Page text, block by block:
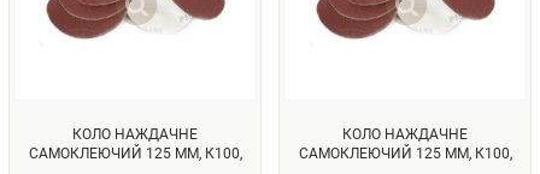
КОЛО НАЖДАЧНЕ
САМОКЛЕЮЧИЙ 125 ММ, К100,
КОЛО НАЖДАЧНЕ
САМОКЛЕЮЧИЙ 125 ММ, К100,